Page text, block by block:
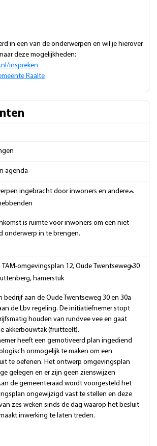
in een van de onderwerpen en wil je hierover
deze mogelijkheden:
inspreken
Raalte
agenda
ingebracht door inwoners en andere
is ruimte voor inwoners om een niet-
onderwerp in te brengen.
TAM-omgevingsplan 12, Oude Twentseweg 30
hamerstuk
bedrijf aan de Oude Twentseweg 30 en 30a
de Lbv regeling. De initiatiefnemer stopt
houden van rundvee vee en gaat
akkerbouwtak (fruitteelt).
heeft een gemotiveerd plan ingediend
onmogelijk te maken om een
te oefenen. Het ontwerp omgevingsplan
gelegen en er zijn geen zienswijzen
de gemeenteraad wordt voorgesteld het
ongewijzigd vast te stellen en deze
zes weken sinds de dag waarop het besluit
inwerking te laten treden.